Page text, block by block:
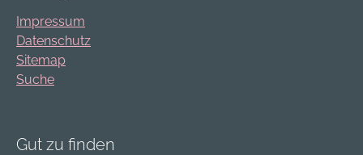
Impressum
Datenschutz
Sitemap
Suche
Gut zu finden